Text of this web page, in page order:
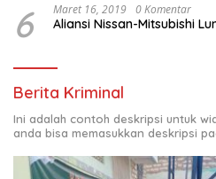
6 Maret 16, 2019 0 Komentar
Aliansi Nissan-Mitsubishi
Berita Kriminal
Ini adalah contoh deskripsi untuk
anda bisa memasukkan deskripsi